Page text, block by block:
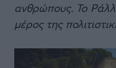
ανθρώπους. To
μέρος της